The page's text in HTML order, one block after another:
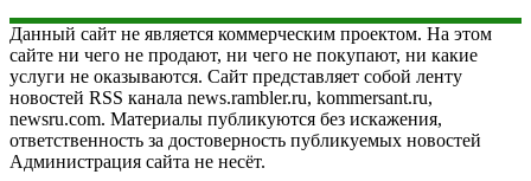
Данный сайт не является коммерческим проектом. На этом
сайте ни чего не продают, ни чего не покупают, ни какие
услуги не оказываются. Сайт представляет собой ленту
новостей RSS канала news.rambler.ru, kommersant.ru,
newsru.com. Материалы публикуются без искажения,
ответственность за достоверность публикуемых новостей
Администрация сайта не несёт.